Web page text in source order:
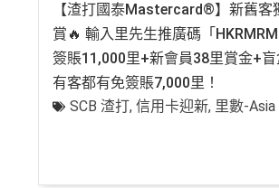
【渣打國泰Mastercard®】新舊客
賞🔥 輸入里先生推廣碼「
簽賬11,000里+新會員38里賞金+
有客都有免簽賬7,000里！
SCB 渣打,信用卡迎新, 里數-